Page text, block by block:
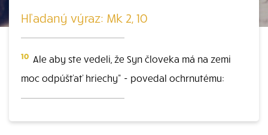
Hľadaný výraz: Mk 2, 10
10 Ale aby ste vedeli, že Syn človeka má na zemi
moc odpúšťať hriechy" - povedal ochrnutému: